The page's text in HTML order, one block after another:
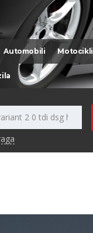
Automobili Motocikli